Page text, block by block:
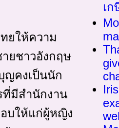
ยให้ความ
ยชาวอังกฤษ
ญคงเป็นนัก
ที่มีสำนักงาน
บให้แก่ผู้หญิง
เ